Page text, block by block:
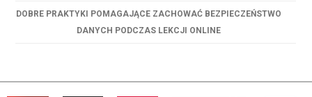
DOBRE PRAKTYKI POMAGAJĄCE ZACHOWAĆ BEZPIECZEŃSTWO
DANYCH PODCZAS LEKCJI ONLINE